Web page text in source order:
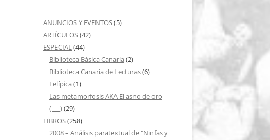
ANUNCIOS Y EVENTOS(5)
ARTÍCULOS(42)
ESPECIAL(44)
Biblioteca Básica Canaria (2)
Biblioteca Canaria de Lecturas(6)
Felípica (1)
Las metamorfosis AKA El asno de oro
(—-)(29)
LIBROS(258)
2008 – Análisis paratextual de "Ninfas y